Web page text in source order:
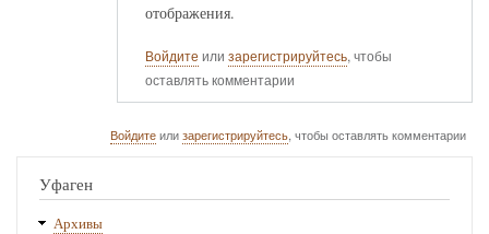
отображения.
Войдите или зарегистрируйтесь, чтобы
оставлять комментарии
Войдитеилизарегистрируйтесь, чтобы оставлять комментарии
Уфаген
Архивы